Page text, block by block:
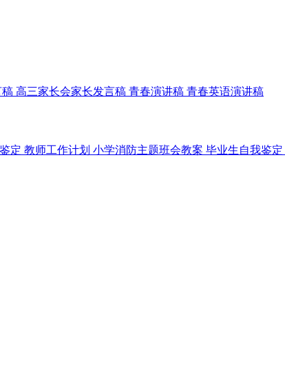
稿 高三家长会家长发言稿 青春演讲稿 青春英语演讲稿
定 教师工作计划 小学消防主题班会教案 毕业生自我鉴定